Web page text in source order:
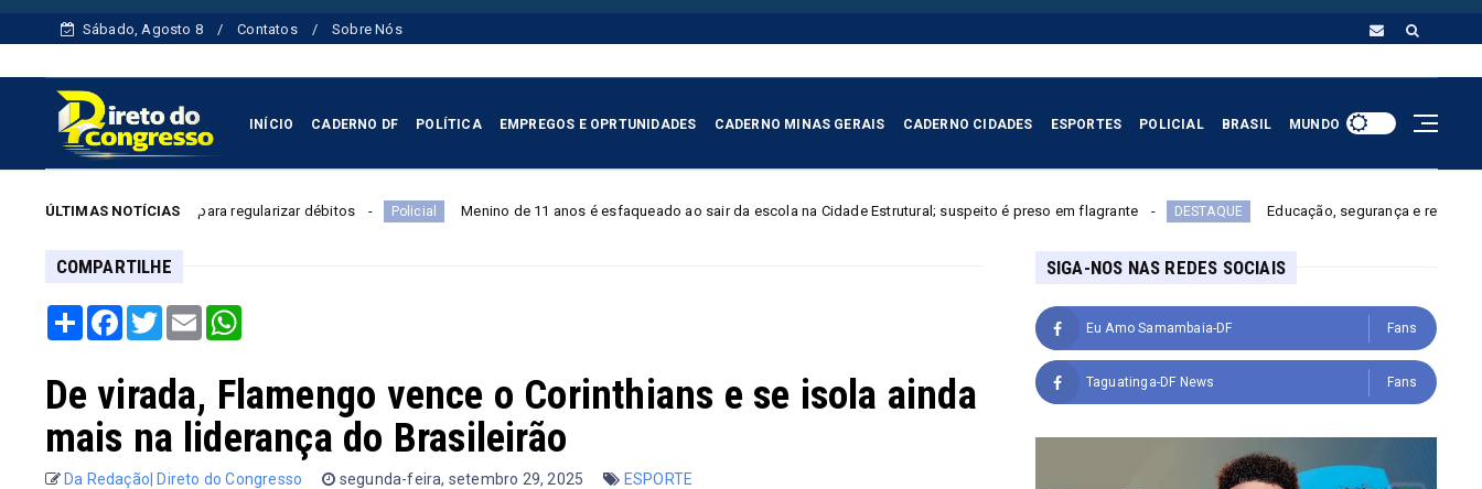
Sábado, Agosto 8 Contatos Sobre Nós
INÍCIO CADERNO DF POLÍTICA EMPREGOS E OPRTUNIDADES CADERNO MINAS GERAIS CADERNO CIDADES ESPORTES POLICIAL BRASIL MUNDO
ÚLTIMAS NOTÍCIAS
para regularizar débitos Policial Menino de 11 anos é esfaqueado ao sair da escola na Cidade Estrutural; suspeito é preso em flagrante DESTAQUE Educação, segurança e reforma do Estado: saiba
COMPARTILHE
ShareFacebook
TwitterEmailWhatsApp
De virada, Flamengo vence o Corinthians e se isola ainda
mais na liderança do Brasileirão
Da Redação| Direto do Congresso segunda-feira, setembro 29, 2025 ESPORTE
SIGA-NOS NAS REDES SOCIAIS
Eu Amo Samambaia-DF Fans
Taguatinga-DF News Fans